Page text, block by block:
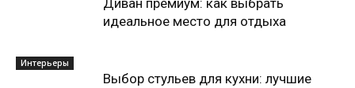
Диван премиум: как выбрать
идеальное место для отдыха
Интерьеры
Выбор стульев для кухни: лучшие